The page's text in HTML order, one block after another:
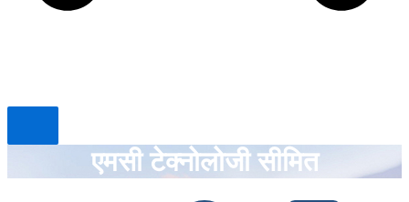
एमसी टेक्नोलोजी सीमित